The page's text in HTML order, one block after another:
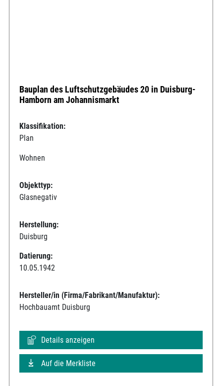
Bauplan des Luftschutzgebäudes 20 in Duisburg-
Hamborn am Johannismarkt
Klassifikation:
Plan
Wohnen
Objekttyp:
Glasnegativ
Herstellung:
Duisburg
Datierung:
10.05.1942
Hersteller/in (Firma/Fabrikant/Manufaktur):
Hochbauamt Duisburg
Details anzeigen
Auf die Merkliste